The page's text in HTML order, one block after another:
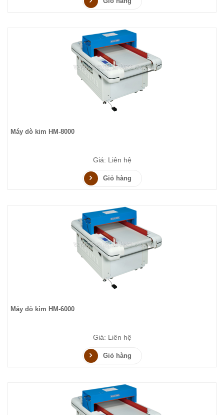
Máy dò kim HM-8000
Giá: Liên hệ
Giỏ hàng
Máy dò kim HM-6000
Giá: Liên hệ
Giỏ hàng